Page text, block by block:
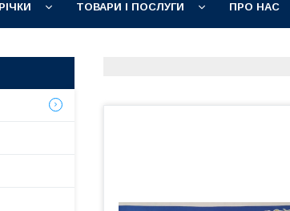
ТОВАРИ І ПОСЛУГИ ПРО НАС